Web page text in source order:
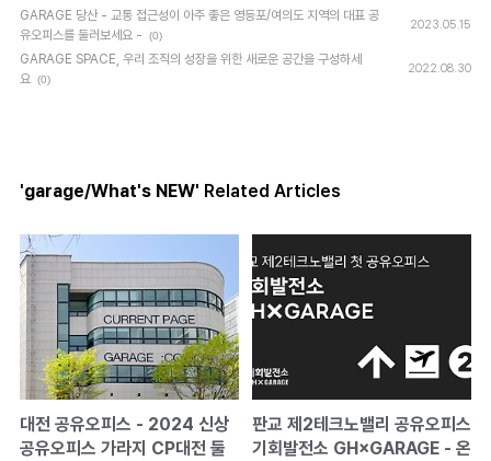
GARAGE 당산 - 교통 접근성이 아주 좋은 영등포/여의도 지역의 대표 공
유오피스를 둘러보세요 -
(0)
2023.05.15
GARAGE SPACE, 우리 조직의 성장을 위한 새로운 공간을 구성하세
요 (0)
2022.08.30
'garage/What's NEW' Related Articles
대전 공유오피스 - 2024 신상
공유오피스 가라지 CP대전 둘
판교 제2테크노밸리 공유오피스
기회발전소 GH×GARAGE - 온